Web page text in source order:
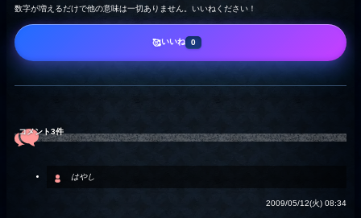
数字が増えるだけで他の意味は一切ありません。いいねください！
🥰いいね 0
コメント3件
はやし
2009/05/12(火) 08:34